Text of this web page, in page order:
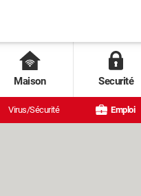
Maison Securité
Virus/Sécurité Emploi